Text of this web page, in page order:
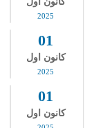
2025
01
كانون اول
2025
01
كانون اول